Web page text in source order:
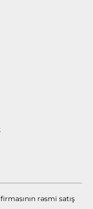
rəsmi satış